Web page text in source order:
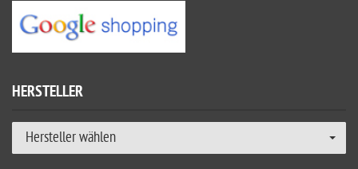
HERSTELLER
Hersteller wählen